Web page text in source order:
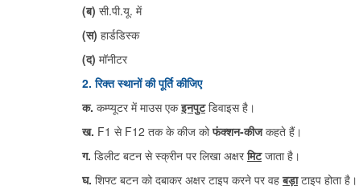
(ब) सी.पी.यू. में
(स) हार्डडिस्क
(द) मॉनीटर
2. रिक्त स्थानों की पूर्ति कीजिए
क. कम्प्यूटर में माउस एकइनपुटडिवाइस है।
ख. F1 से F12 तक के कीज कोफंक्शन-कीजकहते हैं।
ग. डिलीट बटन से स्क्रीन पर लिखा अक्षरमिटजाता है।
घ. शिफ्ट बटन को दबाकर अक्षर टाइप करने पर वहबड़ाटाइप होता है।